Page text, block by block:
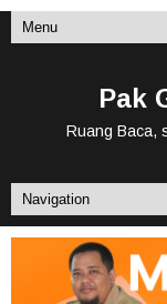
Pak
Ruang Baca,